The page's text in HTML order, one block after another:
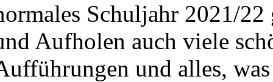
Schuljahr 2021/
Aufholen auch viele
und alles,